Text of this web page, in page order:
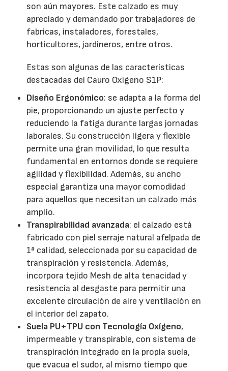
son aún mayores. Este calzado es muy
apreciado y demandado por trabajadores de
fabricas, instaladores, forestales,
horticultores, jardineros, entre otros.
Estas son algunas de las características
destacadas del Cauro Oxígeno S1P:
Diseño Ergonómico: se adapta a la forma del
pie, proporcionando un ajuste perfecto y
reduciendo la fatiga durante largas jornadas
laborales. Su construcción ligera y flexible
permite una gran movilidad, lo que resulta
fundamental en entornos donde se requiere
agilidad y flexibilidad. Además, su ancho
especial garantiza una mayor comodidad
para aquellos que necesitan un calzado más
amplio.
Transpirabilidad avanzada: el calzado está
fabricado con piel serraje natural afelpada de
1ª calidad, seleccionada por su capacidad de
transpiración y resistencia. Además,
incorpora tejido Mesh de alta tenacidad y
resistencia al desgaste para permitir una
excelente circulación de aire y ventilación en
el interior del zapato.
Suela PU+TPU con Tecnología Oxígeno,
impermeable y transpirable, con sistema de
transpiración integrado en la propia suela,
que evacua el sudor, al mismo tiempo que